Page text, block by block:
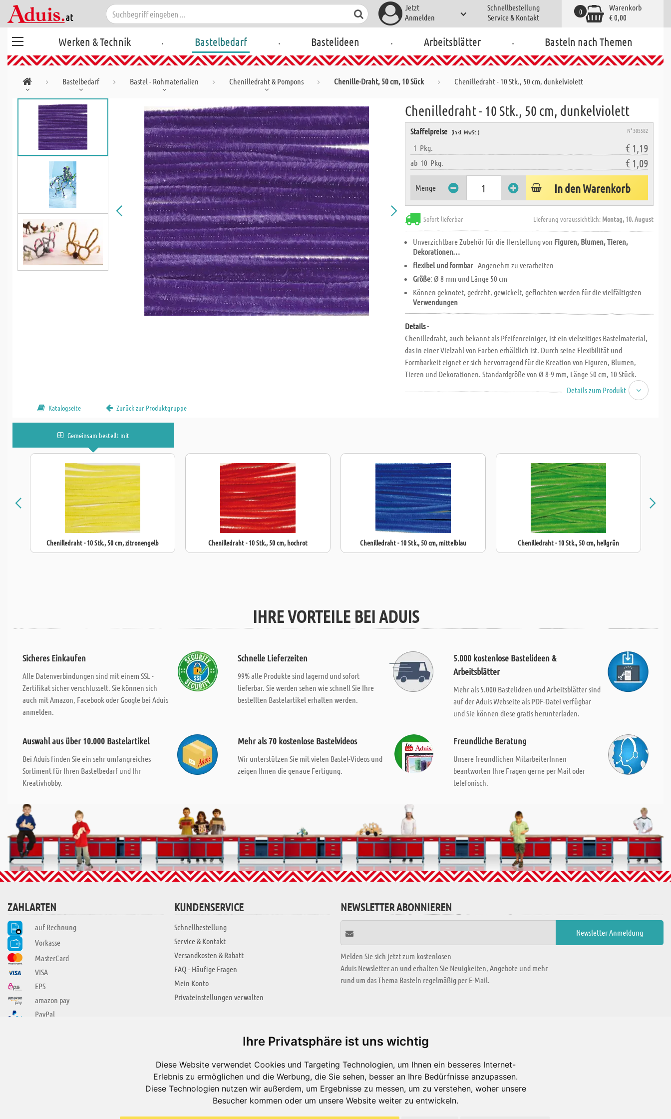
Ihre Privatsphäre ist uns wichtig
Diese Website verwendet Cookies und Targeting Technologien, um Ihnen ein besseres Internet-
Erlebnis zu ermöglichen und die Werbung, die Sie sehen, besser an Ihre Bedürfnisse anzupassen.
Diese Technologien nutzen wir außerdem, um Ergebnisse zu messen, um zu verstehen, woher unsere
Besucher kommen oder um unsere Website weiter zu entwickeln.
Jetzt
Anmelden
Schnellbestellung
Service & Kontakt
Warenkorb
€ 0,00
0
Werken & Technik . Bastelbedarf . Bastelideen . Arbeitsblätter . Basteln nach Themen
Bastelbedarf Bastel - Rohmaterialien Chenilledraht & Pompons Chenille-Draht, 50 cm, 10 Sück Chenilledraht - 10 Stk., 50 cm, dunkelviolett
Chenilledraht - 10 Stk., 50 cm, dunkelviolett
Staffelpreise (inkl. MwSt.) N° 305582
1 Pkg. € 1,19
ab 10 Pkg. € 1,09
Menge In den Warenkorb
Sofort lieferbar Lieferung voraussichtlich: Montag, 10. August
Unverzichtbare Zubehör für die Herstellung von Figuren, Blumen, Tieren,
Dekorationen…
flexibel und formbar- Angenehm zu verarbeiten
Größe: Ø 8 mm und Länge 50 cm
Können geknotet, gedreht, gewickelt, geflochten werden für die vielfältigsten
Verwendungen
Details -
Chenilledraht, auch bekannt als Pfeifenreiniger, ist ein vielseitiges Bastelmaterial,
das in einer Vielzahl von Farben erhältlich ist. Durch seine Flexibilität und
Formbarkeit eignet er sich hervorragend für die Kreation von Figuren, Blumen,
Tieren und Dekorationen. Standardgröße von Ø 8-9 mm, Länge 50 cm, 10 Stück.
Details zum Produkt
Katalogseite Zurück zur Produktgruppe
Gemeinsam bestellt mit
Chenilledraht - 10 Stk., 50 cm, zitronengelb Chenilledraht - 10 Stk., 50 cm, hochrot Chenilledraht - 10 Stk., 50 cm, mittelblau Chenilledraht - 10 Stk., 50 cm, hellgrün
IHRE VORTEILE BEI ADUIS
Sicheres Einkaufen
Alle Datenverbindungen sind mit einem SSL -
Zertifikat sicher verschlusselt. Sie können sich
auch mit Amazon, Facebook oder Google bei Aduis
anmelden.
Schnelle Lieferzeiten
99% alle Produkte sind lagernd und sofort
lieferbar. Sie werden sehen wie schnell Sie Ihre
bestellten Bastelartikel erhalten werden.
5.000 kostenlose Bastelideen &
Arbeitsblätter
Mehr als 5.000 Bastelideen und Arbeitsblätter sind
auf der Aduis Webseite als PDF-Datei verfügbar
und Sie können diese gratis herunterladen.
Auswahl aus über 10.000 Bastelartikel
Bei Aduis finden Sie ein sehr umfangreiches
Sortiment für Ihren Bastelbedarf und Ihr
Kreativhobby.
Mehr als 70 kostenlose Bastelvideos
Wir unterstützen Sie mit vielen Bastel-Videos und
zeigen Ihnen die genaue Fertigung.
Freundliche Beratung
Unsere freundlichen MitarbeiterInnen
beantworten Ihre Fragen gerne per Mail oder
telefonisch.
ZAHLARTEN
auf Rechnung
Vorkasse
MasterCard
VISA
EPS
amazon pay
PayPal
KUNDENSERVICE
Schnellbestellung
Service & Kontakt
Versandkosten & Rabatt
FAQ - Häufige Fragen
Mein Konto
Privateinstellungen verwalten
NEWSLETTER ABONNIEREN
Melden Sie sich jetzt zum kostenlosen
Aduis Newsletter an und erhalten Sie Neuigkeiten, Angebote und mehr
rund um das Thema Basteln regelmäßig per E-Mail.
Jobs
Impressum
Datenschutzerklärung
KREATIV ZONE
Alle Videos
Bastelideen
Arbeitsblätter
Es gibt uns auch in